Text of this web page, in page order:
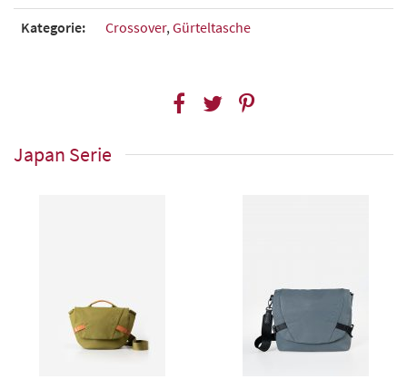
Kategorie: Crossover, Gürteltasche
Japan Serie